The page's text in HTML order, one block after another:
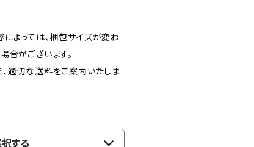
よっては、梱包サイズが変わ
合がございます。
適切な送料をご案内いたしま
する